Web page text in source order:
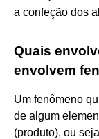
a confeção dos
Quais
envolvem
Um fenômeno
de algum
(produto), ou